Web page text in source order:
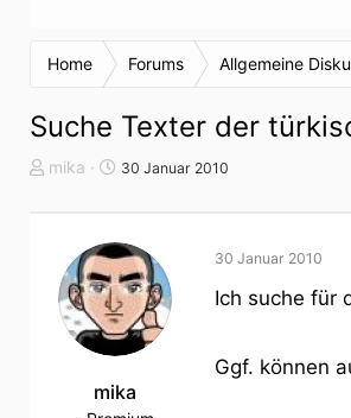
Home Forums Allgemeine
Suche Texter der
T
mika
S
r
t
d
a
t
m
30 Januar 2010
mika
30 Januar 2010
Ich suche für
Ggf. können